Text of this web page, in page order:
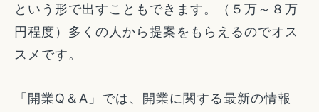
という形で出すこともできます。（５万～８万
円程度）多くの人から提案をもらえるのでオス
スメです。
「開業Q＆A」では、開業に関する最新の情報